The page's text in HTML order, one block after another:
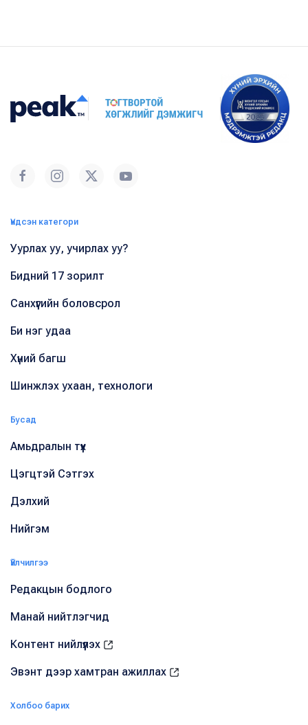
Үндсэн категори
Уурлах уу, учирлах уу?
Бидний 17 зорилт
Санхүүгийн боловсрол
Би нэг удаа
Хүний багш
Шинжлэх ухаан, технологи
Бусад
Амьдралын түүх
Цэгцтэй Сэтгэх
Дэлхий
Нийгэм
Үйлчилгээ
Редакцын бодлого
Манай нийтлэгчид
Контент нийлүүлэх
Эвэнт дээр хамтран ажиллах
Холбоо барих